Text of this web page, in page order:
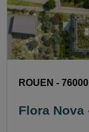
ROUEN - 76000
Flora Nova